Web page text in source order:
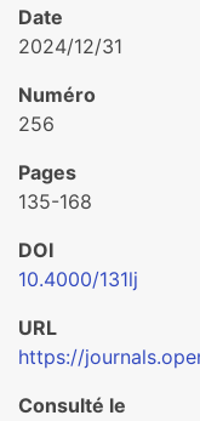
Date
2024/12/31
Numéro
256
Pages
135-168
DOI
10.4000/131lj
URL
https://
Consulté le